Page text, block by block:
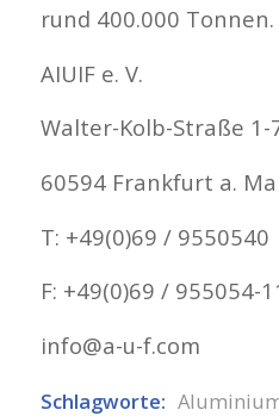
rund 400.000 Tonnen.
AIUIF e. V.
Walter-Kolb-Straße 1-
60594 Frankfurt a.
T: +49(0)69 / 9550540
F: +49(0)69 / 955054-
info@a-u-f.com
Schlagworte: